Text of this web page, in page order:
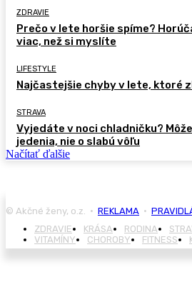
ZDRAVIE
Prečo v lete horšie spíme?
viac, než si myslíte
LIFESTYLE
Najčastejšie chyby v lete, ktoré
STRAVA
Vyjedáte v noci chladničku?
jedenia, nie o slabú vôľu
Načítať ďalšie
© Akčné ženy, o.z. • REKLAMA •
ZDRAVIE
KRÁSA RODINA
VITAMÍNY
CHOROBY FITNESS